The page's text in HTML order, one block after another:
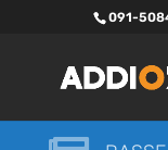
091-